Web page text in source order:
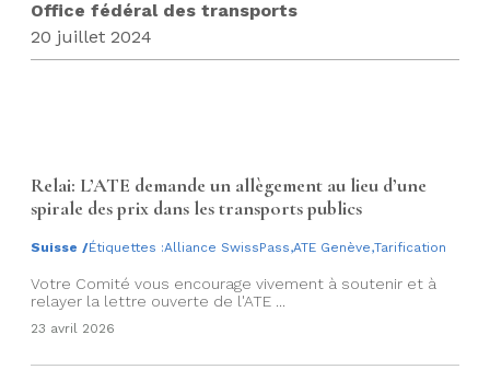
Office fédéral des transports
20 juillet 2024
Relai: L’ATE demande un allègement au lieu d’une
spirale des prix dans les transports publics
Suisse /Étiquettes :Alliance SwissPass,ATE Genève,Tarification
Votre Comité vous encourage vivement à soutenir et à
relayer la lettre ouverte de l'ATE ...
23 avril 2026